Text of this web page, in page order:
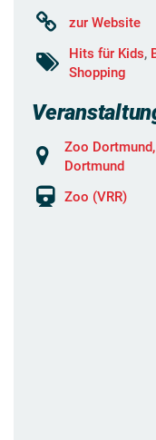
zur Website
Hits für Kids,
Shopping
Zoo
Dortmund
Zoo (VRR)